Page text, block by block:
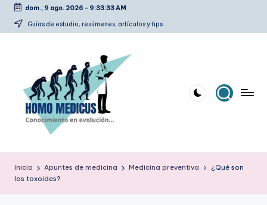
Saltar
dom., 9 ago. 2026 - 9:33:34 AM
Guías de estudio, resúmenes, artículos y tips
o
m
estudio,
Inicio Apuntes de medicina Medicina preventiva
¿Qué son
los toxoides?